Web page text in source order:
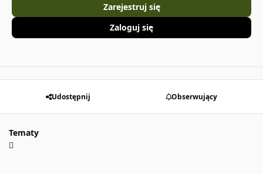
Zarejestruj się
Zaloguj się
Udostępnij Obserwujący
Tematy